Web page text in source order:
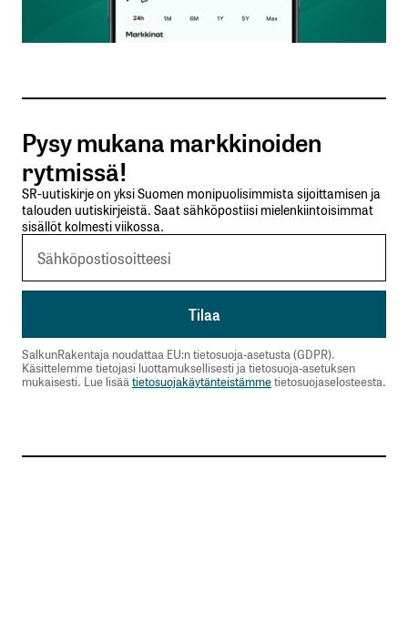
Sähköpostiosoitteesi
Tilaa SalkunRakentajan uutiskirje
Lähetä kommentti
Pysy mukana markkinoiden
rytmissä!
SR-uutiskirje on yksi Suomen monipuolisimmista sijoittamisen ja
talouden uutiskirjeistä. Saat sähköpostiisi mielenkiintoisimmat
sisällöt kolmesti viikossa.
SalkunRakentaja noudattaa EU:n tietosuoja-asetusta (GDPR).
Käsittelemme tietojasi luottamuksellisesti ja tietosuoja-asetuksen
mukaisesti. Lue lisäätietosuojakäytänteistämmetietosuojaselosteesta.